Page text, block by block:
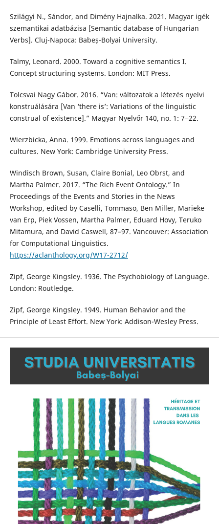
Szilágyi N., Sándor, and Dimény Hajnalka. 2021. Magyar igék
szemantikai adatbázisa [Semantic database of Hungarian
Verbs]. Cluj-Napoca: Babeș-Bolyai University.
Talmy, Leonard. 2000. Toward a cognitive semantics I.
Concept structuring systems. London: MIT Press.
Tolcsvai Nagy Gábor. 2016. “Van: változatok a létezés nyelvi
konstruálására [Van ‘there is’: Variations of the linguistic
construal of existence].” Magyar Nyelvőr 140, no. 1: 7‒22.
Wierzbicka, Anna. 1999. Emotions across languages and
cultures. New York: Cambridge University Press.
Windisch Brown, Susan, Claire Bonial, Leo Obrst, and
Martha Palmer. 2017. “The Rich Event Ontology.” In
Proceedings of the Events and Stories in the News
Workshop, edited by Caselli, Tommaso, Ben Miller, Marieke
van Erp, Piek Vossen, Martha Palmer, Eduard Hovy, Teruko
Mitamura, and David Caswell, 87–97. Vancouver: Association
for Computational Linguistics.
https://aclanthology.org/W17-2712/
Zipf, George Kingsley. 1936. The Psychobiology of Language.
London: Routledge.
Zipf, George Kingsley. 1949. Human Behavior and the
Principle of Least Effort. New York: Addison-Wesley Press.